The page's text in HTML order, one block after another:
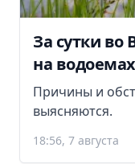
За сутки во
на
Причины и
выясняются.
18:56, 7 августа